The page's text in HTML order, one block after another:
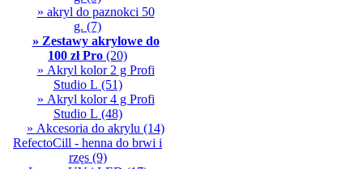
» akryl do paznokci 50
g. (7)
» Zestawy akrylowe do
100 zł Pro (20)
» Akryl kolor 2 g Profi
Studio L (51)
» Akryl kolor 4 g Profi
Studio L (48)
» Akcesoria do akrylu (14)
RefectoCill - henna do brwi i
rzęs(9)